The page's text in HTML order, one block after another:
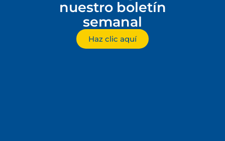
nuestro boletín
semanal
Haz clic aquí